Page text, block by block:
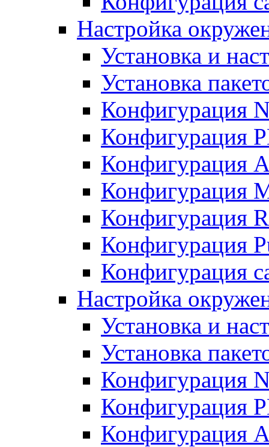
Настройка
Установка и
Установка
Конфигурация
Конфигурация
Конфигурация
Конфигурация
Конфигурация
Конфигурация
Конфигурация
Настройка
Установка и
Установка
Конфигурация
Конфигурация
Конфигурация